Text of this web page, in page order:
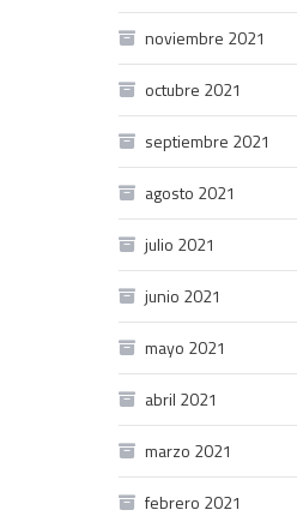
noviembre 2021
octubre 2021
septiembre 2021
agosto 2021
julio 2021
junio 2021
mayo 2021
abril 2021
marzo 2021
febrero 2021